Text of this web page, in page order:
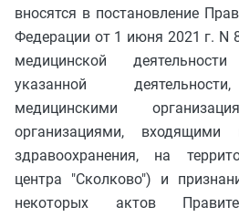
вносятся в постановление
Федерации от 1 июня 2021 г. N
медицинской
указанной
медицинскими
организациями,
здравоохранения, на
центра "Сколково") и
некоторых актов